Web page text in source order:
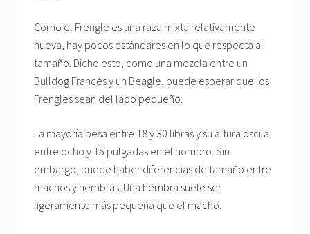
Como el Frengle es una raza mixta relativamente
nueva, hay pocos estándares en lo que respecta al
tamaño. Dicho esto, como una mezcla entre un
Bulldog Francés y un Beagle, puede esperar que los
Frengles sean del lado pequeño.
La mayoría pesa entre 18 y 30 libras y su altura oscila
entre ocho y 15 pulgadas en el hombro. Sin
embargo, puede haber diferencias de tamaño entre
machos y hembras. Una hembra suele ser
ligeramente más pequeña que el macho.